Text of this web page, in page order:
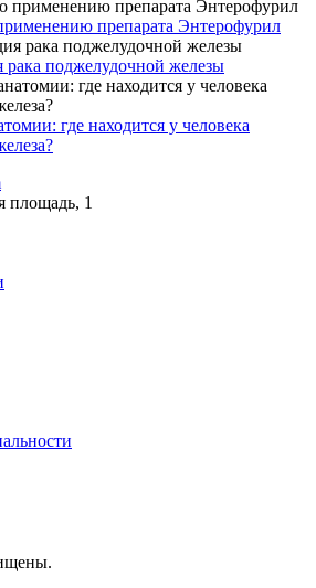
препарата Энтерофурил
рака поджелудочной железы
где находится у человека
площадь, 1